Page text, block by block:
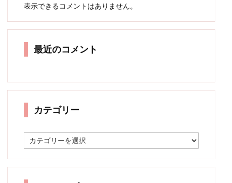
表示できるコメントはありません。
最近のコメント
カテゴリー
テ
リ